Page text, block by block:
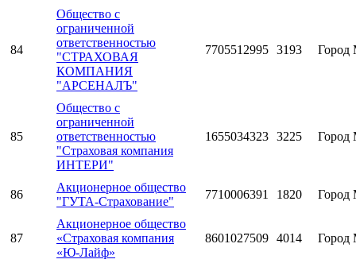
84
Общество с
ограниченной
ответственностью
"СТРАХОВАЯ
КОМПАНИЯ
"АРСЕНАЛЪ"
7705512995 3193 Город
85
Общество с
ограниченной
ответственностью
"Страховая компания
ИНТЕРИ"
1655034323 3225 Город
86
Акционерное общество
"ГУТА-Страхование"
7710006391 1820 Город
87
Акционерное общество
«Страховая компания
«Ю-Лайф»
8601027509 4014 Город